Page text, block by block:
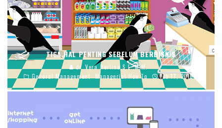
TIGA HAL PENTING SEBELUM BERBISNIS
dr. Vera Herlina,S.E.,M.M.
General Management
Managerial How To Feb 17, 2016